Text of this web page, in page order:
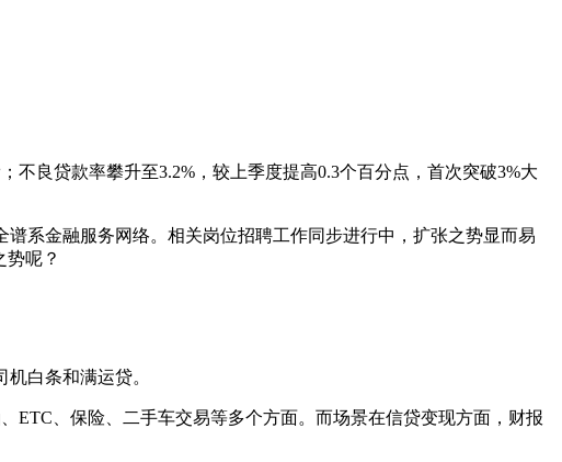
良贷款率攀升至3.2%，较上季度提高0.3个百分点，首次突破3%大
系金融服务网络。相关岗位招聘工作同步进行中，扩张之势显而易
势呢？
白条和满运贷。
ETC、保险、二手车交易等多个方面。而场景在信贷变现方面，财报